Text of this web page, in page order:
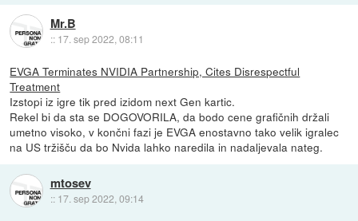
Mr.B
:: 17. sep 2022, 08:11
EVGA Terminates NVIDIA Partnership, Cites Disrespectful
Treatment
Izstopi iz igre tik pred izidom next Gen kartic.
Rekel bi da sta se DOGOVORILA, da bodo cene grafičnih držali
umetno visoko, v končni fazi je EVGA enostavno tako velik igralec
na US tržišču da bo Nvida lahko naredila in nadaljevala nateg.
mtosev
:: 17. sep 2022, 09:14